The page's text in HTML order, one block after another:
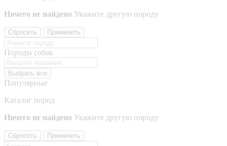
Ничего не найдено Укажите другую породу
Сбросить Применить
Породы собак
Выбрать все
Популярные
Каталог пород
Ничего не найдено Укажите другую породу
Сбросить Применить